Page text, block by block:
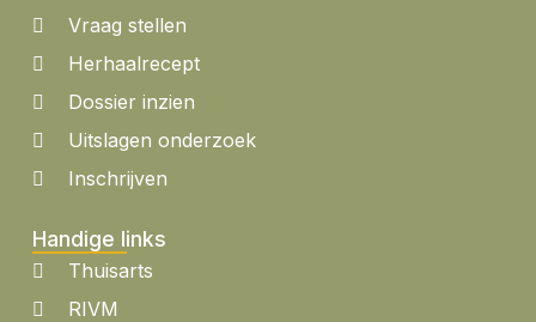
Vraag stellen
Herhaalrecept
Dossier inzien
Uitslagen onderzoek
Inschrijven
Handige links
Thuisarts
RIVM